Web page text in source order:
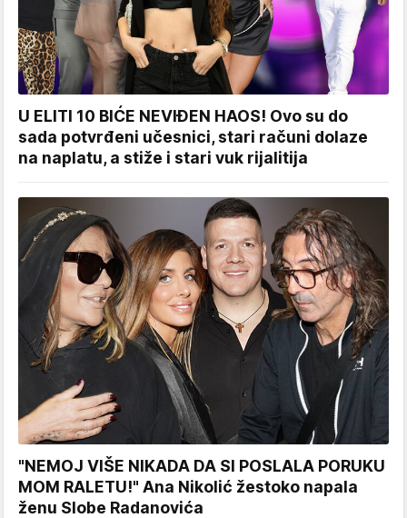
U ELITI 10 BIĆE NEVIĐEN HAOS! Ovo su do
sada potvrđeni učesnici, stari računi dolaze
na naplatu, a stiže i stari vuk rijalitija
"NEMOJ VIŠE NIKADA DA SI POSLALA PORUKU
MOM RALETU!" Ana Nikolić žestoko napala
ženu Slobe Radanovića